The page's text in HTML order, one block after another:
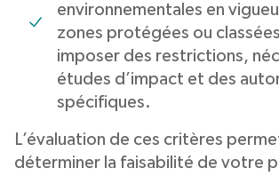
environnementales en
zones protégées ou
imposer des restrictions,
études d’impact et des
spécifiques.
L’évaluation de ces critères
déterminer la faisabilité de votre